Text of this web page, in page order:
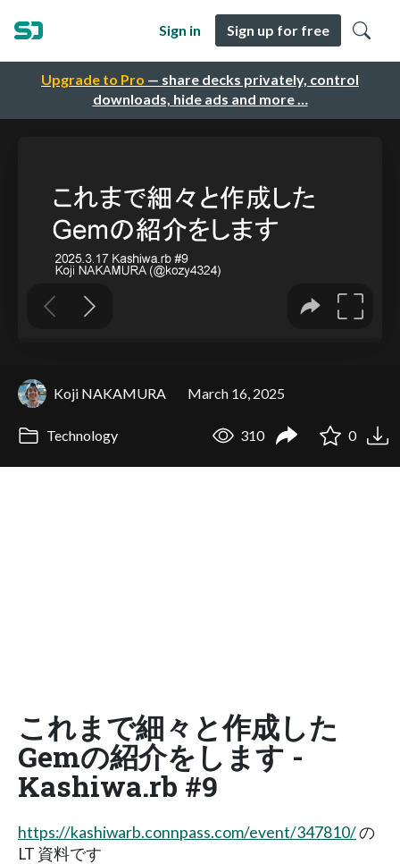
Upgrade to Pro — share decks privately, control
downloads, hide ads and more …
Sign in Sign up for free
Koji NAKAMURA March 16, 2025
Technology 310 0
これまで細々と作成した
Gemの紹介をします -
Kashiwa.rb #9
https://kashiwarb.connpass.com/event/347810/の
LT 資料です